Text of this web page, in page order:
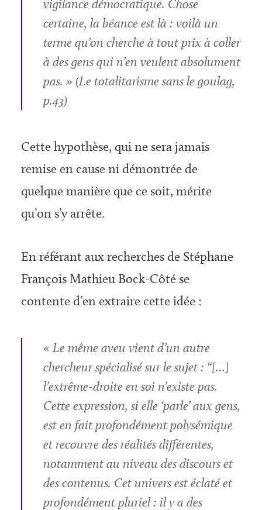
vigilance démocratique. Chose
certaine, la béance est là : voilà un
terme qu’on cherche à tout prix à coller
à des gens qui n’en veulent absolument
pas. » (Le totalitarisme sans le goulag,
p.43)
Cette hypothèse, qui ne sera jamais
remise en cause ni démontrée de
quelque manière que ce soit, mérite
qu’on s’y arrête.
En référant aux recherches de Stéphane
François Mathieu Bock-Côté se
contente d’en extraire cette idée :
« Le même aveu vient d’un autre
chercheur spécialisé sur le sujet : “[…]
l’extrême-droite en soi n’existe pas.
Cette expression, si elle ‘parle’ aux gens,
est en fait profondément polysémique
et recouvre des réalités différentes,
notamment au niveau des discours et
des contenus. Cet univers est éclaté et
profondément pluriel : il y a des